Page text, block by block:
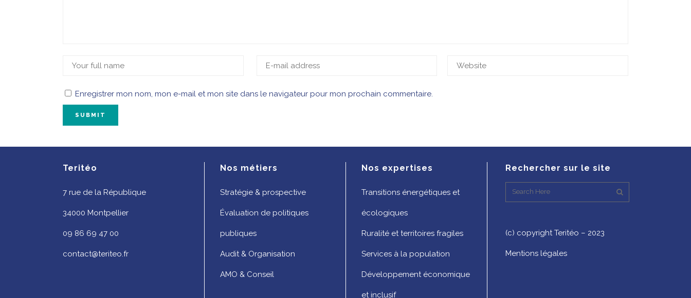
Enregistrer mon nom, mon e-mail et mon site dans le navigateur pour mon prochain commentaire.
Teritéo
7 rue de la République
34000 Montpellier
09 86 69 47 00
contact@teriteo.fr
Nos métiers
Stratégie & prospective
Évaluation de politiques
publiques
Audit & Organisation
AMO & Conseil
Nos expertises
Transitions énergétiques et
écologiques
Ruralité et territoires fragiles
Services à la population
Développement économique
et inclusif
Rechercher sur le site
(c) copyright Teritéo – 2023
Mentions légales